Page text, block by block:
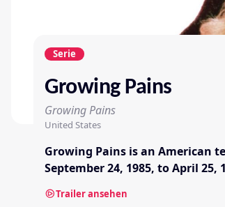
Serie
Growing Pains
Growing Pains
United States
Growing Pains is an American
September 24, 1985, to April 25,
Trailer ansehen